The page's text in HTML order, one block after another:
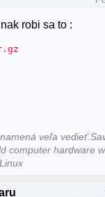
robi sa to :
veľa
computer hardware